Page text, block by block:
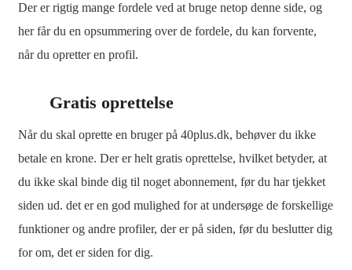
Der er rigtig mange fordele ved at bruge netop denne side, og
her får du en opsummering over de fordele, du kan forvente,
når du opretter en profil.
Gratis oprettelse
Når du skal oprette en bruger på 40plus.dk, behøver du ikke
betale en krone. Der er helt gratis oprettelse, hvilket betyder, at
du ikke skal binde dig til noget abonnement, før du har tjekket
siden ud. det er en god mulighed for at undersøge de forskellige
funktioner og andre profiler, der er på siden, før du beslutter dig
for om, det er siden for dig.